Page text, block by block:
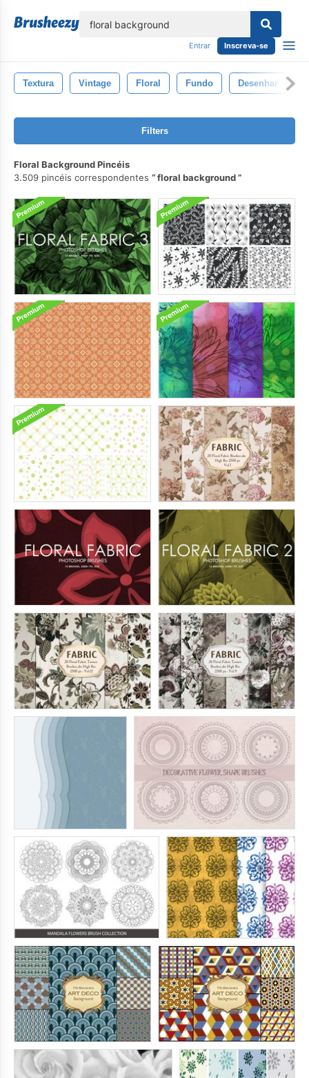
Entrar Inscreva-se
Textura Vintage Floral Fundo Desenhar
Filters
Floral Background Pincéis
3.509 pincéis correspondentes
floral background